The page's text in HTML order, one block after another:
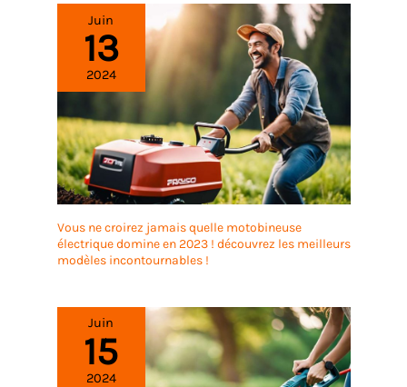
Juin
13
2024
Vous ne croirez jamais quelle motobineuse
électrique domine en 2023 ! découvrez les meilleurs
modèles incontournables !
Juin
15
2024